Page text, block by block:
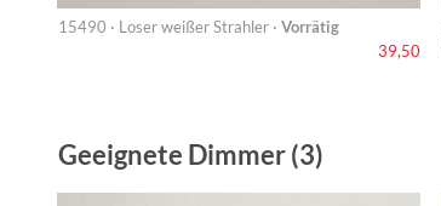
15490 · Loser weißer Strahler · Vorrätig
39,50
Geeignete Dimmer (3)